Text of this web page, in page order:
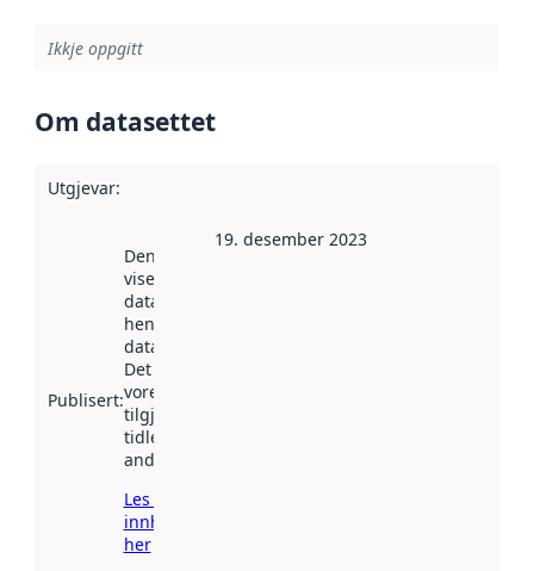
Ikkje oppgitt
Om datasettet
Utgjevar:
Publisert:
Denne datoen
viser når
datasettet vart
henta inn av
data.norge.no.
Det kan ha
vore
tilgjengeleg
tidlegare
andre stader.
Les meir om
innhenting
her
19. desember 2023